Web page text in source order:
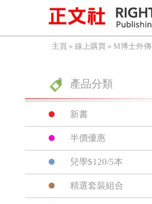
主頁 » 線上購買 » M博士外傳
產品分類
新書
半價優惠
兒學$120/5本
精選套裝組合